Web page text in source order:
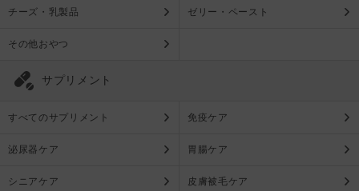
チーズ・乳製品 ゼリー・ペースト
その他おやつ
サプリメント
すべてのサプリメント 免疫ケア
泌尿器ケア 胃腸ケア
シニアケア 皮膚被毛ケア